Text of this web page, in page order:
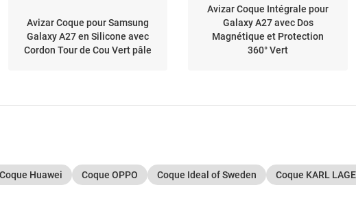
Avizar Coque pour Samsung
Galaxy A27 en Silicone avec
Cordon Tour de Cou Vert pâle
Avizar Coque Intégrale pour
Galaxy A27 avec Dos
Magnétique et Protection
360° Vert
Coque Huawei Coque OPPO Coque Ideal of Sweden Coque KARL